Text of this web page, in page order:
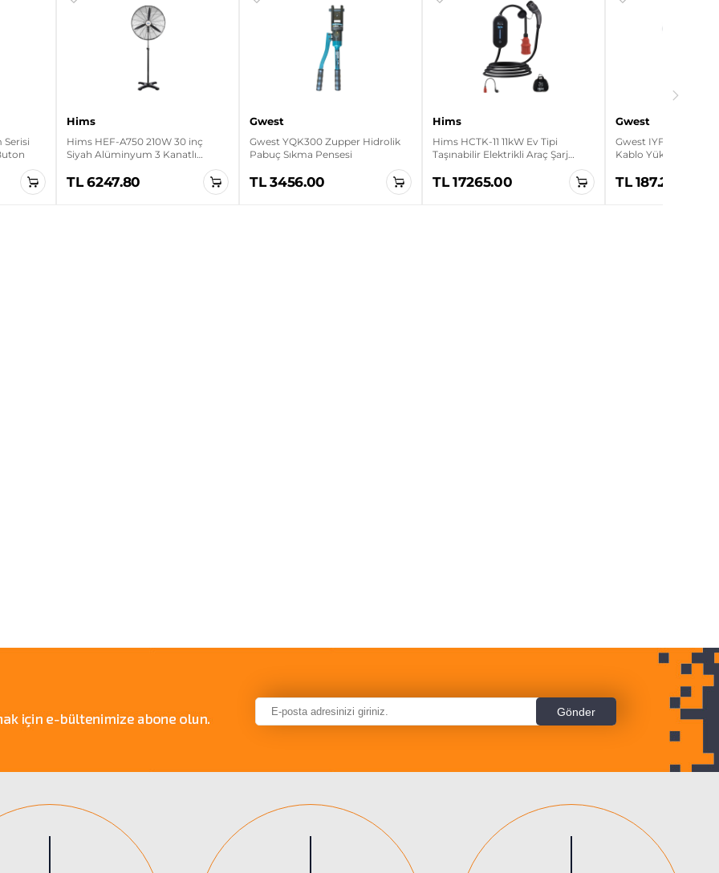
Serisi
Hims
Hims HEF-A750 210W 30 inç
Siyah Alüminyum 3 Kanatlı
TL 6247.80
Gwest
Gwest YQK300 Zupper Hidrolik
Pabuç Sıkma Pensesi
TL 3456.00
Hims
Hims HCTK-11 11kW Ev Tipi
Taşınabilir Elektrikli Araç Şarj
TL 17265.00
Gwest
Gwest IYF-2.5 500
Kablo Yüksüğü
TL 187.20